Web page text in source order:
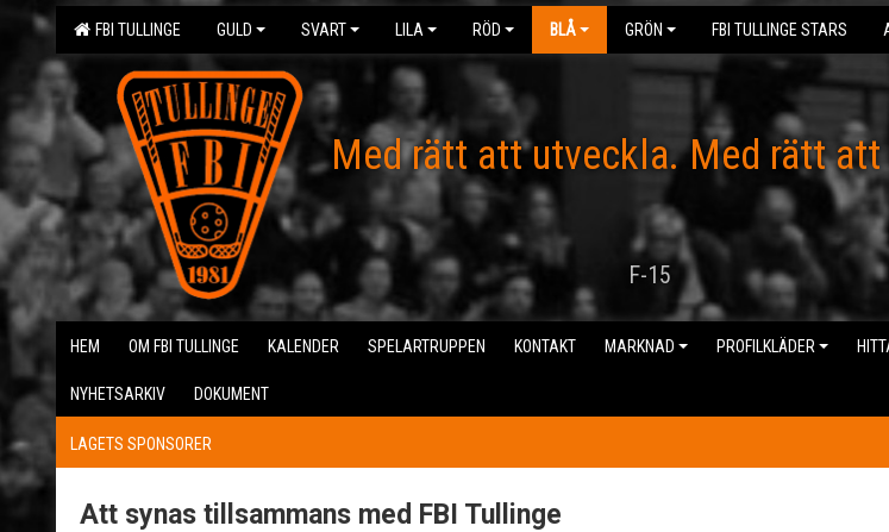
FBI TULLINGE GULD SVART LILA RÖD BLÅ GRÖN FBI TULLINGE STARS
Med rätt att utveckla. Med rätt
F-15
HEM OM FBI TULLINGE KALENDER SPELARTRUPPEN KONTAKT MARKNAD PROFILKLÄDER
NYHETSARKIV DOKUMENT
LAGETS SPONSORER
Att synas tillsammans med FBI Tullinge